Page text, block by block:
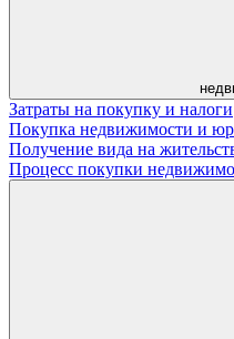
Затраты на покупку и налоги
Покупка недвижимости и
Получение вида на
Процесс покупки